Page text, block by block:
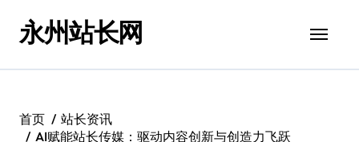
永州站长网
首页
站长资讯
AI赋能站长传媒：驱动内容创新与创造力飞跃